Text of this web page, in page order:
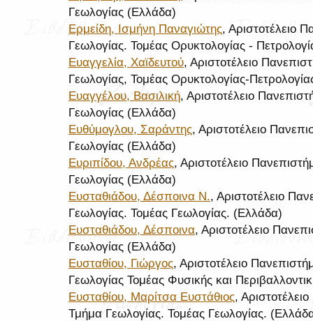
Γεωλογίας (Ελλάδα)
Ερμείδη, Ισμήνη Παναγιώτης, Αριστοτέλειο
Γεωλογίας. Τομέας Ορυκτολογίας -
Ευαγγελία, Χαϊδευτού, Αριστοτέλειο
Γεωλογίας, Τομέας Ορυκτολογίας-
Ευαγγέλου, Βασιλική, Αριστοτέλειο
Γεωλογίας (Ελλάδα)
Ευθύμογλου, Σαράντης, Αριστοτέλειο
Γεωλογίας (Ελλάδα)
Ευριπίδου, Ανδρέας, Αριστοτέλειο
Γεωλογίας (Ελλάδα)
Ευσταθιάδου, Δέσποινα Ν., Αριστοτέλειο
Γεωλογίας. Τομέας Γεωλογίας. (Ελλάδα)
Ευσταθιάδου, Δέσποινα, Αριστοτέλειο
Γεωλογίας (Ελλάδα)
Ευσταθίου, Γιώργος, Αριστοτέλειο
Γεωλογίας Τομέας Φυσικής και
Ευσταθίου, Μαρίτσα Ευστάθιος,
Τμήμα Γεωλογίας. Τομέας Γεωλογίας.